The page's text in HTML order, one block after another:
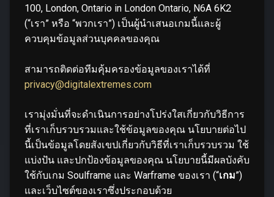
100, London, Ontario in London Ontario, N6A 6K2
(“เรา” หรือ “พวกเรา”) เป็นผู้นำเสนอเกมนี้และผู้
ควบคุมข้อมูลส่วนบุคคลของคุณ
สามารถติดต่อทีมคุ้มครองข้อมูลของเราได้ที่
privacy@digitalextremes.com
เรามุ่งมั่นที่จะดำเนินการอย่างโปร่งใสเกี่ยวกับวิธีการ
ที่เราเก็บรวบรวมและใช้ข้อมูลของคุณ นโยบายต่อไป
นี้เป็นข้อมูลโดยสังเขปเกี่ยวกับวิธีที่เราเก็บรวบรวม ใช้
แบ่งปัน และปกป้องข้อมูลของคุณ นโยบายนี้มีผลบังคับ
ใช้กับเกม Soulframe และ Warframe ของเรา (“เกม”)
และเว็บไซต์ของเราซึ่งประกอบด้วย